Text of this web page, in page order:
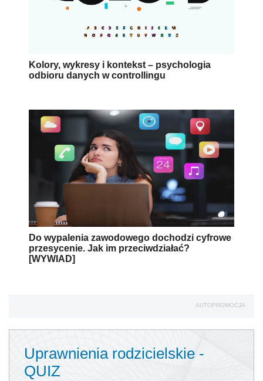
Kolory, wykresy i kontekst – psychologia
odbioru danych w controllingu
Do wypalenia zawodowego dochodzi cyfrowe
przesycenie. Jak im przeciwdziałać?
[WYWIAD]
AUTOPROMOCJA
Uprawnienia rodzicielskie -
QUIZ